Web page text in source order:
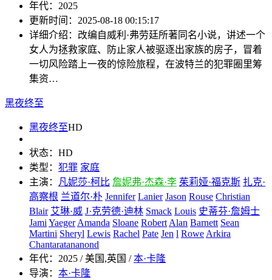
年代： 2025
更新时间： 2025-08-18 00:15:17
详细介绍： 改编自威利·弗劳廷所著同名小说，讲述一个
女人为拯救家庭、防止家人被驱逐出家族的房子，冒着
一切风险踏上一夜的惊险旅程，在波特兰的犯罪圈里筹
集资…
黑夜终至
黑夜终至HD
状态： HD
类型： 犯罪 家庭
主演： 凡妮莎·柯比 詹妮弗·杰森·李 茱莉娅·福克斯 扎克·
高察根 兰道尔·朴 Jennifer Lanier Jason Rouse Christian
Blair 艾琳·威 J·克劳德·迪林 Smack Louis 史蒂芬·詹姆士
JamiYaegerAmanda Sloane RobertAlan Barnett Sean
Martini Sheryl Lewis Rachel Pate Jen l RoweArkira
Chantaratananond
年代： 2025 / 美国,英国 /本·卡隆
导演： 本·卡隆